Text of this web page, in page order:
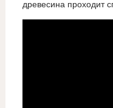
древесина проходит